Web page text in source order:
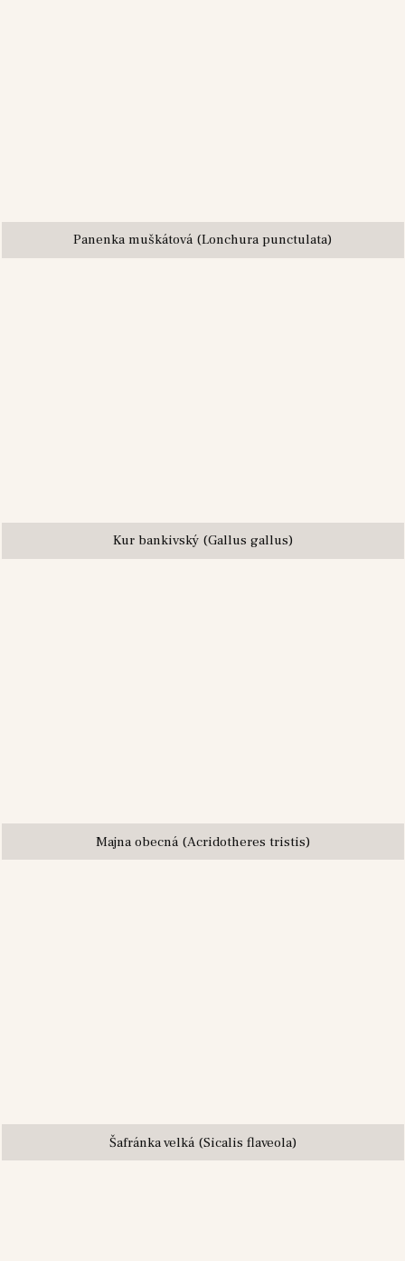
Panenka muškátová (Lonchura punctulata)
Kur bankivský (Gallus gallus)
Majna obecná (Acridotheres tristis)
Šafránka velká (Sicalis flaveola)